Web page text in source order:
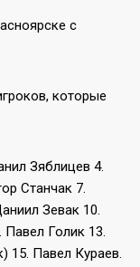
с
которые
Зяблицев 4.
Станчак 7.
Зевак 10.
Голик 13.
15. Павел Кураев.